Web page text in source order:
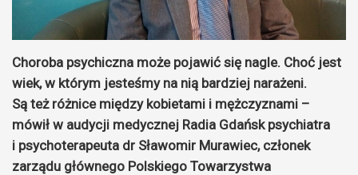
Choroba psychiczna może pojawić się nagle. Choć jest
wiek, w którym jesteśmy na nią bardziej narażeni.
Są też różnice między kobietami i mężczyznami –
mówił w audycji medycznej Radia Gdańsk psychiatra
i psychoterapeuta dr Sławomir Murawiec, członek
zarządu głównego Polskiego Towarzystwa